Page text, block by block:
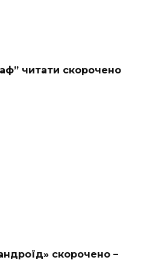
читати скорочено
скорочено –